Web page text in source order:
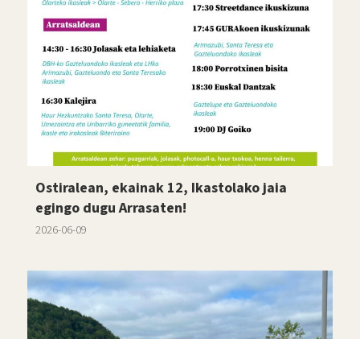
Ostiralean, ekainak 12, Ikastolako jaia
egingo dugu Arrasaten!
2026-06-09